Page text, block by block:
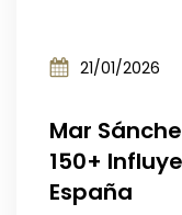
21/01/2026
Mar
150+
España